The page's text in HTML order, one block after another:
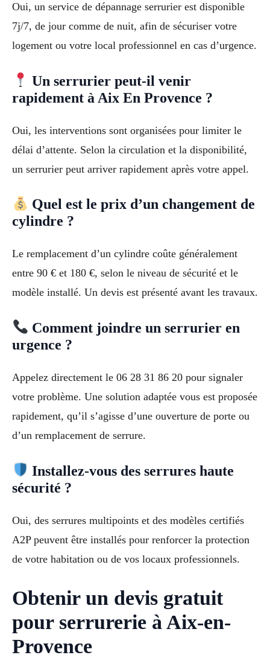
Oui, un service de dépannage serrurier est disponible
7j/7, de jour comme de nuit, afin de sécuriser votre
logement ou votre local professionnel en cas d’urgence.
Un serrurier peut-il venir
rapidement à Aix En Provence ?
Oui, les interventions sont organisées pour limiter le
délai d’attente. Selon la circulation et la disponibilité,
un serrurier peut arriver rapidement après votre appel.
Quel est le prix d’un changement de
cylindre ?
Le remplacement d’un cylindre coûte généralement
entre 90 € et 180 €, selon le niveau de sécurité et le
modèle installé. Un devis est présenté avant les travaux.
Comment joindre un serrurier en
urgence ?
Appelez directement le 06 28 31 86 20 pour signaler
votre problème. Une solution adaptée vous est proposée
rapidement, qu’il s’agisse d’une ouverture de porte ou
d’un remplacement de serrure.
Installez-vous des serrures haute
sécurité ?
Oui, des serrures multipoints et des modèles certifiés
A2P peuvent être installés pour renforcer la protection
de votre habitation ou de vos locaux professionnels.
Obtenir un devis gratuit
pour serrurerie à Aix-en-
Provence